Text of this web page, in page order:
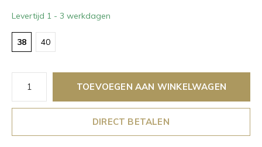
Levertijd 1 - 3 werkdagen
38 40
TOEVOEGEN AAN WINKELWAGEN
DIRECT BETALEN